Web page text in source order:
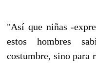
"Así que niñas -
estos hombres
costumbre, sino para